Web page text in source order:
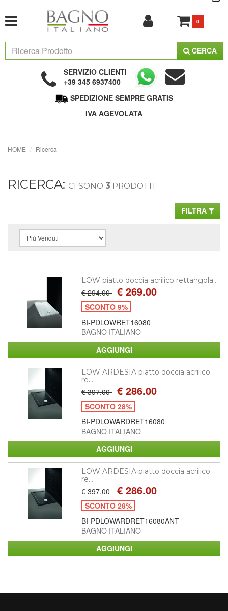
0
CERCA
SERVIZIO CLIENTI
+39 345 6937400
SPEDIZIONE SEMPRE GRATIS
IVA AGEVOLATA
HOME Ricerca
RICERCA: CI SONO 3 PRODOTTI
FILTRA
LOW piatto doccia acrilico rettangola...
€ 294.00 € 269.00
SCONTO 9%
BI-PDLOWRET16080
BAGNO ITALIANO
LOW ARDESIA piatto doccia acrilico
re...
€ 397.00 € 286.00
SCONTO 28%
BI-PDLOWARDRET16080
BAGNO ITALIANO
LOW ARDESIA piatto doccia acrilico
re...
€ 397.00 € 286.00
SCONTO 28%
BI-PDLOWARDRET16080ANT
BAGNO ITALIANO